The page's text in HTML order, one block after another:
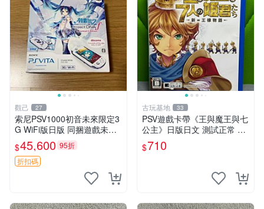
觀己 27
索尼PSV1000初音未來限定3
G WiFi版日版 同捆遊戲未拆
封 貼紙新 成色美 品相佳 PSV
網路遊戲 iphonetype
$45,600 95折
折扣碼
古玩基地 33
PSV遊戲卡帶《王與魔王與七
公主》日版日文 測試正常 成
色如圖 發貨即到手 新手必看
認真拍下 王與魔王與七公主
$710